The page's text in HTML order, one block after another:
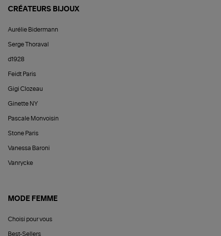
CRÉATEURS BIJOUX
Aurélie Bidermann
Serge Thoraval
d1928
Feidt Paris
Gigi Clozeau
Ginette NY
Pascale Monvoisin
Stone Paris
Vanessa Baroni
Vanrycke
MODE FEMME
Choisi pour vous
Best-Sellers